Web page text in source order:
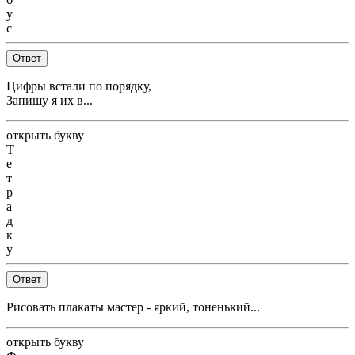
у
с
Ответ
Цифры встали по порядку,
Запишу я их в...
открыть букву
Т
е
т
р
а
д
к
у
Ответ
Рисовать плакаты мастер - яркий, тоненький...
открыть букву